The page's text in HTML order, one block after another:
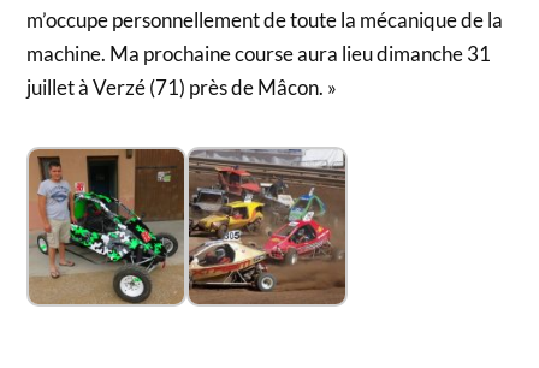
m’occupe personnellement de toute la mécanique de la
machine. Ma prochaine course aura lieu dimanche 31
juillet à Verzé (71) près de Mâcon. »